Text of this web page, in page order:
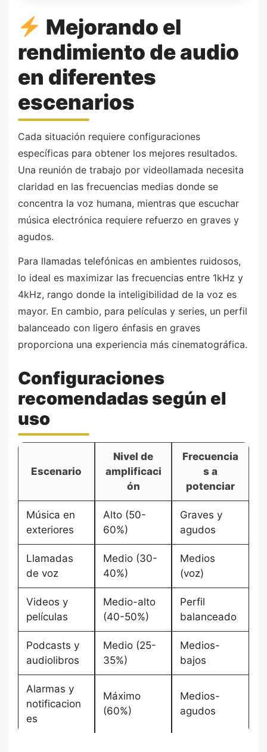
Mejorando el
rendimiento de audio
en diferentes
escenarios
Cada situación requiere configuraciones
específicas para obtener los mejores resultados.
Una reunión de trabajo por videollamada necesita
claridad en las frecuencias medias donde se
concentra la voz humana, mientras que escuchar
música electrónica requiere refuerzo en graves y
agudos.
Para llamadas telefónicas en ambientes ruidosos,
lo ideal es maximizar las frecuencias entre 1kHz y
4kHz, rango donde la inteligibilidad de la voz es
mayor. En cambio, para películas y series, un perfil
balanceado con ligero énfasis en graves
proporciona una experiencia más cinematográfica.
Configuraciones
recomendadas según el
uso
Escenario
Nivel de
amplificaci
ón
Frecuencia
s a
potenciar
Música en
exteriores
Alto (50-
60%)
Graves y
agudos
Llamadas
de voz
Medio (30-
40%)
Medios
(voz)
Videos y
películas
Medio-alto
(40-50%)
Perfil
balanceado
Podcasts y
audiolibros
Medio (25-
35%)
Medios-
bajos
Alarmas y
notificacion
es
Máximo
(60%)
Medios-
agudos